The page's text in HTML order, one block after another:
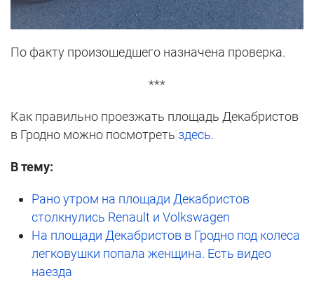
По факту произошедшего назначена проверка.
***
Как правильно проезжать площадь Декабристов
в Гродно можно посмотреть здесь.
В тему:
Рано утром на площади Декабристов
столкнулись Renault и Volkswagen
На площади Декабристов в Гродно под колеса
легковушки попала женщина. Есть видео
наезда